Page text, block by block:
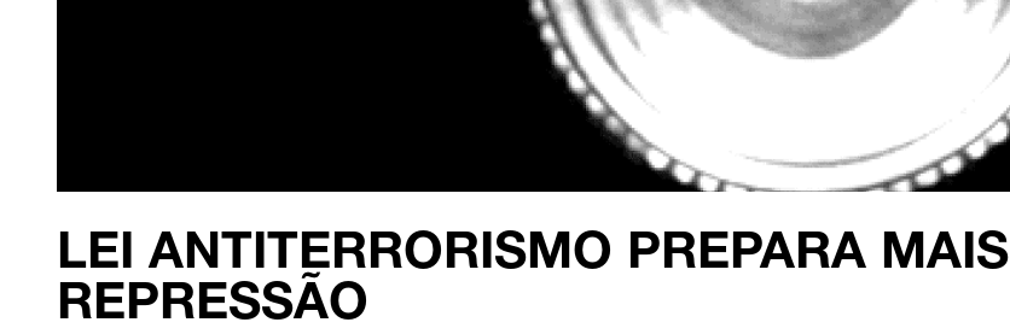
LEI ANTITERRORISMO PREPARA MAIS
REPRESSÃO